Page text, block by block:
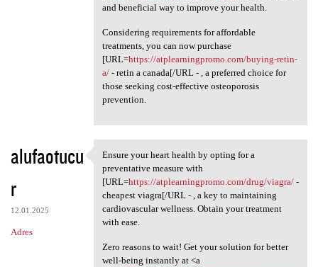
and beneficial way to improve your health.
Considering requirements for affordable
treatments, you can now purchase
[URL=https://atplearningpromo.com/buying-retin-
a/- retin a canada[/URL - , a preferred choice for
those seeking cost-effective osteoporosis
prevention.
alufaotucu
r
12.01.2025
Adres
Ensure your heart health by
Ensure your heart health by opting for a
preventative measure with
[URL=https://atplearningpromo.com/drug/viagra/-
cheapest viagra[/URL - , a key to maintaining
cardiovascular wellness. Obtain your treatment
with ease.
Zero reasons to wait! Get your solution for better
well-being instantly at <a